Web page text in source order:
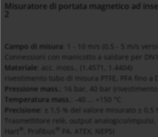
Misuratore di portata magnetico ad
2
Campo di misura : 1 - 10 m/s (0,5 - 5 m/s
Connessioni con manicotto a saldare per
Materiale : acc. inoss., (1.4571, 1.4404)
rivestimento tubo di misura PTFE, PFA fino a
Pressione mass.
: 16 bar, 40 bar (rivestimento
Temperatura mass.
: -40 ... +150 °C
Precisione : ± 1,5 % del valore misurato ± 0,5 %
Trasmettitore relè, output analogico/impulsi,
Hart
PA, ATEX, NEPSI